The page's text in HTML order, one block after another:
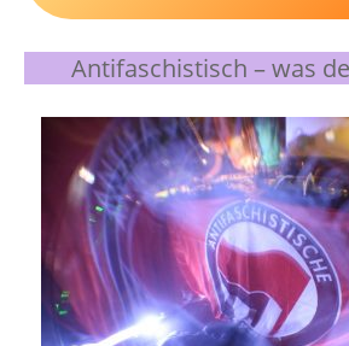
Antifaschistisch – was